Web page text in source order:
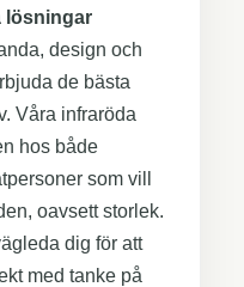
lösningar
design och
de bästa
Våra infraröda
hos både
som vill
oavsett storlek.
dig för att
med tanke på